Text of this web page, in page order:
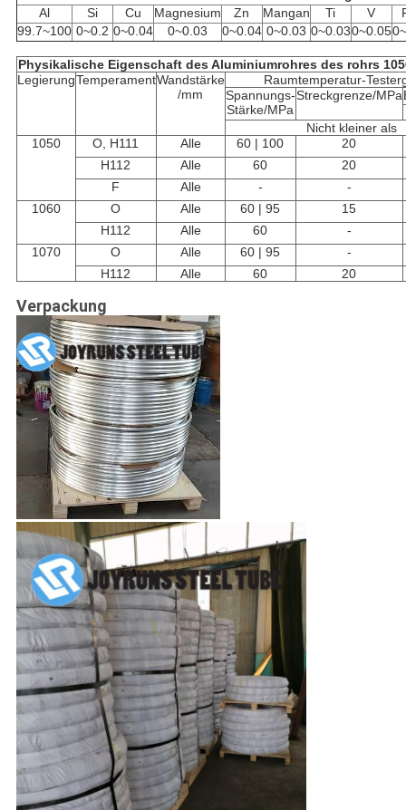
Al
Si Cu Magnesium Zn Mangan Ti V
99.7~100 0~0.2 0~0.04 0~0.03 0~0.04 0~0.03 0~0.030~0.05
Physikalische Eigenschaft des Aluminiumrohres des rohrs
LegierungTemperamentWandstärke
/mm
Raumtemperatur-
Spannungs-
Stärke/MPa
Streckgrenze/MPa
Nicht kleiner als
1050
O, H111 Alle 60 | 100
20
H112
Alle 60
20
F
Alle -
-
1060
O Alle 60 | 95
15
H112
Alle 60
-
1070
O Alle 60 | 95
-
H112
Alle 60 20
Verpackung